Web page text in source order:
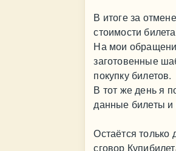
В итоге за
стоимости
На мои
заготовенные
покупку билетов.
В тот же день я
данные билеты и
Остаётся только
сговор